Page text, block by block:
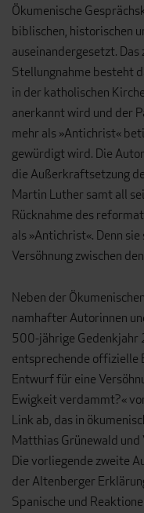
Ökumenische
biblischen, historischen
auseinandergesetzt.
Stellungnahme besteht
in der katholischen
anerkannt wird und der
mehr als »Antichrist«
gewürdigt wird. Die
die Außerkraftsetzung
Martin Luther samt all
Rücknahme des
als »Antichrist«. Denn
Versöhnung zwischen
Neben der
namhafter Autorinnen
500-jährige Gedenkjahr
entsprechende offizielle
Entwurf für eine
Ewigkeit verdammt?«
Link ab, das in
Matthias Grünewald und
Die vorliegende zweite
der Altenberger
Spanische und